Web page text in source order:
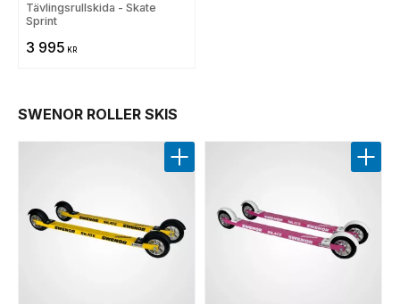
Tävlingsrullskida - Skate
Sprint
3 995 KR
SWENOR ROLLER SKIS
Lägg till i favoriter Lägg